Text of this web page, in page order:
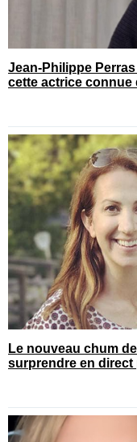
Jean-Philippe
cette actrice connue
Le nouveau chum
surprendre en direct